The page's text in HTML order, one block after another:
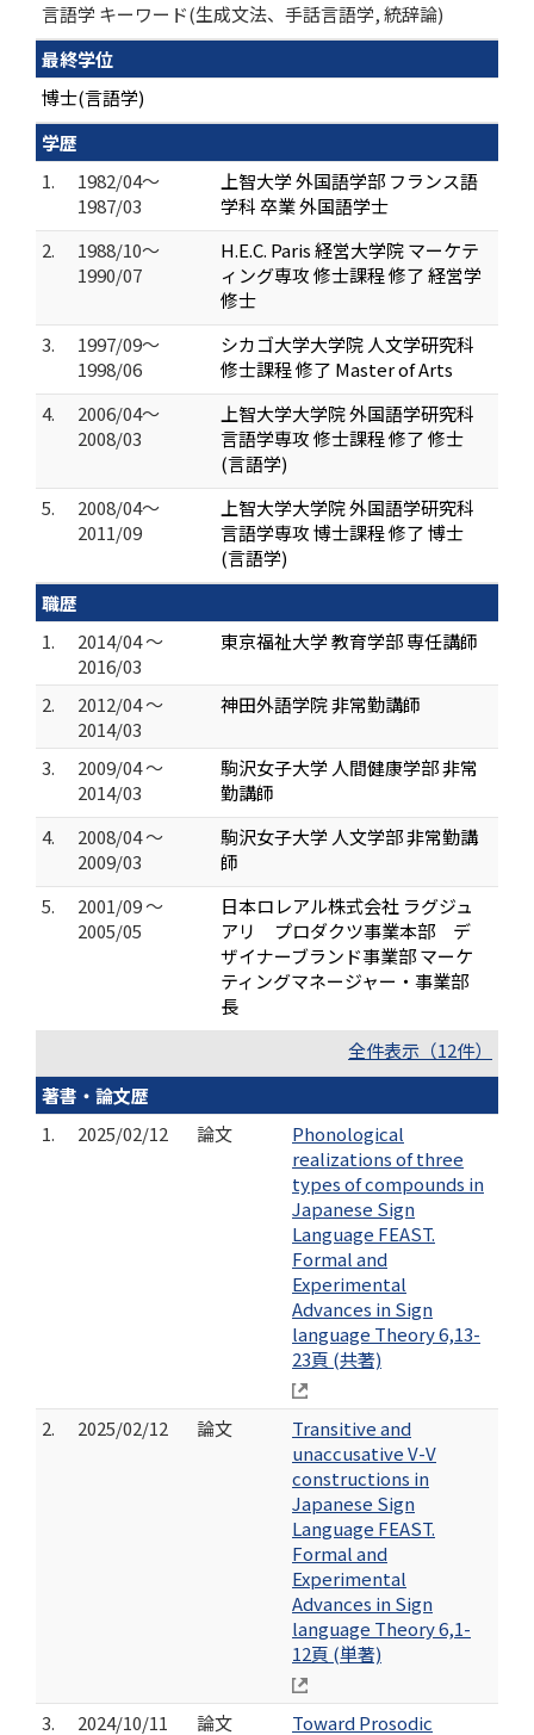
言語学 キーワード(生成文法、手話言語学, 統辞論)
最終学位
博士(言語学)
学歴
1.
1982/04～
1987/03
上智大学 外国語学部 フランス語
学科 卒業 外国語学士
2.
1988/10～
1990/07
H.E.C. Paris 経営大学院 マーケテ
ィング専攻 修士課程 修了 経営学
修士
3.
1997/09～
1998/06
シカゴ大学大学院 人文学研究科
修士課程 修了 Master of Arts
4.
2006/04～
2008/03
上智大学大学院 外国語学研究科
言語学専攻 修士課程 修了 修士
(言語学)
5.
2008/04～
2011/09
上智大学大学院 外国語学研究科
言語学専攻 博士課程 修了 博士
(言語学)
職歴
1.
2014/04 ～
2016/03
東京福祉大学 教育学部 専任講師
2.
2012/04 ～
2014/03
神田外語学院 非常勤講師
3.
2009/04 ～
2014/03
駒沢女子大学 人間健康学部 非常
勤講師
4.
2008/04 ～
2009/03
駒沢女子大学 人文学部 非常勤講
師
5.
2001/09 ～
2005/05
日本ロレアル株式会社 ラグジュ
アリ プロダクツ事業本部 デ
ザイナーブランド事業部 マーケ
ティングマネージャー・事業部
長
全件表示（12件）
著書・論文歴
1.
2025/02/12 論文
Phonological
realizations of three
types of compounds in
Japanese Sign
Language FEAST.
Formal and
Experimental
Advances in Sign
language Theory 6,13-
23頁 (共著)
2. 2025/02/12 論文
Transitive and
unaccusative V-V
constructions in
Japanese Sign
Language FEAST.
Formal and
Experimental
Advances in Sign
language Theory 6,1-
12頁 (単著)
3. 2024/10/11 論文 Toward Prosodic